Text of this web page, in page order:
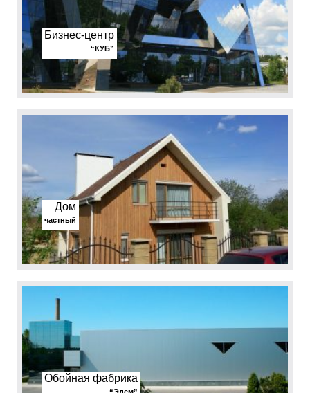
Бизнес-центр
“КУБ”
Дом
частный
Обойная фабрика